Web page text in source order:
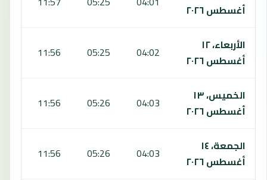
أغسطس ٢٠٢٦
الأربعاء، ١٢
أغسطس ٢٠٢٦
04:02
05:25
11:56
الخميس، ١٣
أغسطس ٢٠٢٦
04:03
05:26
11:56
الجمعة، ١٤
أغسطس ٢٠٢٦
04:03
05:26
11:56